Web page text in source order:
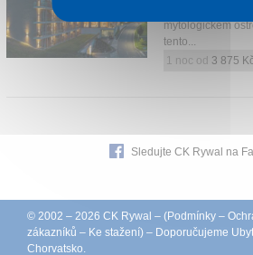
v centru
mytologickém
tento...
1 noc od 3 875
Sledujte CK Rywal na
© 2002 – 2026 CK Rywal – (Podmínky –
zákazníků – Ke stažení) – Doporučujeme
Chorvatsko.